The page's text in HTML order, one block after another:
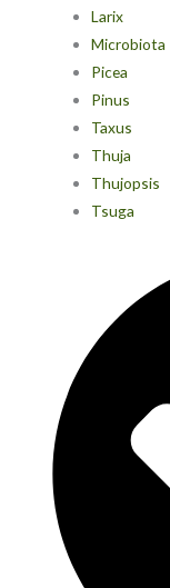
Larix
Microbiota
Picea
Pinus
Taxus
Thuja
Thujopsis
Tsuga